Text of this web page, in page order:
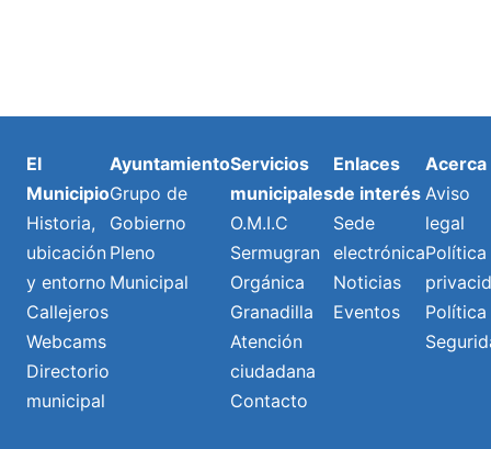
El
Municipio
Historia,
ubicación
y entorno
Callejeros
Webcams
Directorio
municipal
Ayuntamiento
Grupo de
Gobierno
Pleno
Municipal
Servicios
municipales
O.M.I.C
Sermugran
Orgánica
Granadilla
Atención
ciudadana
Contacto
Enlaces
de interés
Sede
electrónica
Noticias
Eventos
Acerca
Aviso
legal
Política
Política